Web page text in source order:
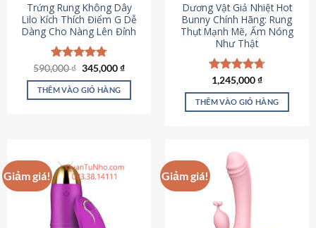
Trứng Rung Không Dây
Lilo Kích Thích Điểm G Dễ
Dàng Cho Nàng Lên Đỉnh
Được xếp
hạng4.79
5 sao
590,000₫ Giá
là:
590,000 ₫.
345,000₫Giá
tại
345,000 ₫.
THÊM VÀO GIỎ HÀNG
Dương Vật Giả Nhiệt Hot
Bunny Chính Hãng: Rung
Thụt Mạnh Mẽ, Ấm Nóng
Như Thật
Được xếp
hạng4.73
5 sao
1,245,000₫
THÊM VÀO GIỎ HÀNG
Giảm giá! Giảm giá!